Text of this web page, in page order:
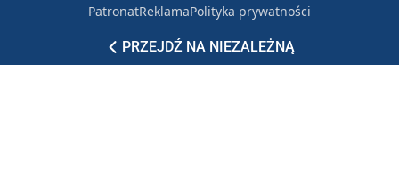
PRZEJDŹ NA NIEZALEŻNĄ
PatronatReklamaPolityka prywatności